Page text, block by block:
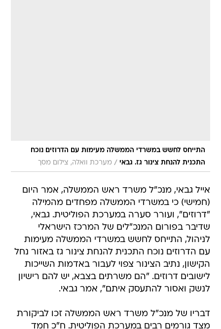
התייחס לחשש במשרדי הממשלה מעימות עם הדרוזים נוכח
התכנית להנחת צינור גז. גבאי / מערכת וואלה, צילום מסך
אייל גבאי, מנכ"ל משרד ראש הממשלה, אמר היום
(חמישי) כי במשרדי הממשלה מפחדים מהמילה
"דרוזים", ועורר סערה במערכת הפוליטית. גבאי,
שדיבר בפורום המנכ"לים של המרכז הישראלי
לניהול, התייחס לחשש במשרדי הממשלה מעימות
עם הדרוזים נוכח התכנית להנחת צינור גז באזור נחל
הקישון, נתיב הצינור צפוי לעבור באדמות השייכות
לישובים דרוזים. "הם משרתים בצבא, יש להם רישיון
לנשק ואסור להתעסק איתם", אמר גבאי.
דבריו של מנכ"ל משרד ראש הממשלה זכו לביקורת
מצד גורמים רבים במערכת הפוליטית. ח"כ חמד